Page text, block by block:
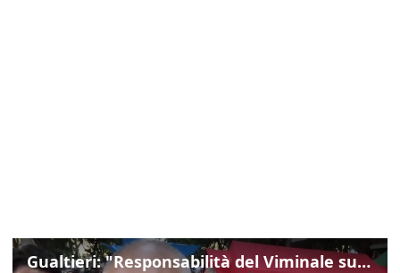
Gualtieri: "Responsabilità del Viminale su Spin Time? La posizione dei partiti è nota"